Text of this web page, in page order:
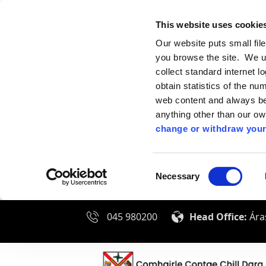
This website uses
Our website puts small
you browse the site. We
collect standard internet
obtain statistics of the
web content and always
anything other than our
change or withdraw
Selection
Necessary
045 980200 Head Office: